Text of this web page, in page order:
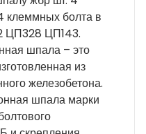
клеммных болта в
ЦП328 ЦП143.
шпала – это
из
железобетона.
шпала марки